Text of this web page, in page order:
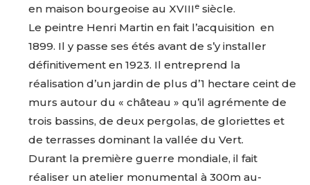
Statut / Organisation
J'accepte les termes et conditions
* Champ obligatoire
Nom
Prénom
Statut / Organisation
en maison bourgeoise au XVIIIe siècle.
Le peintre Henri Martin en fait l’acquisition en
1899. Il y passe ses étés avant de s’y installer
définitivement en 1923. Il entreprend la
réalisation d’un jardin de plus d’1 hectare ceint de
murs autour du « château » qu’il agrémente de
trois bassins, de deux pergolas, de gloriettes et
de terrasses dominant la vallée du Vert.
Durant la première guerre mondiale, il fait
réaliser un atelier monumental à 300m au-